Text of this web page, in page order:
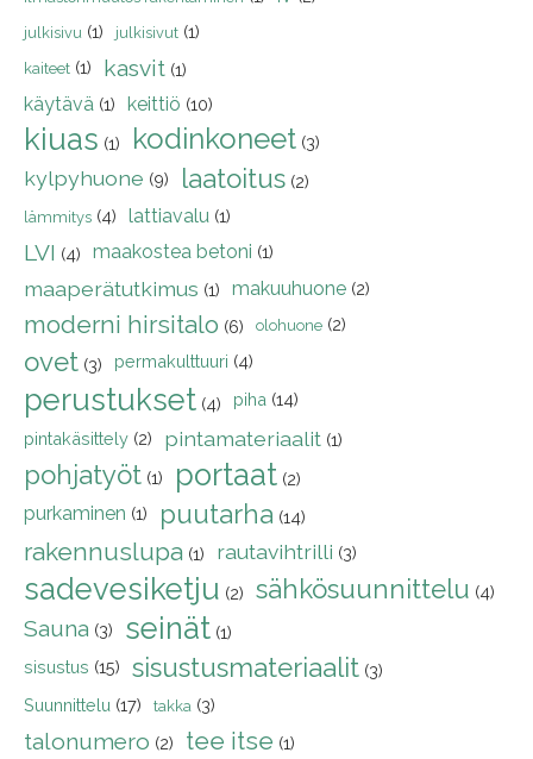
julkisivu (1) julkisivut (1)
kaiteet (1) kasvit (1)
käytävä (1) keittiö (10)
kiuas (1) kodinkoneet (3)
kylpyhuone (9) laatoitus (2)
lämmitys (4) lattiavalu (1)
LVI (4) maakostea betoni (1)
maaperätutkimus (1) makuuhuone (2)
moderni hirsitalo (6) olohuone (2)
ovet (3) permakulttuuri (4)
perustukset (4) piha (14)
pintakäsittely (2) pintamateriaalit (1)
pohjatyöt (1) portaat (2)
purkaminen (1) puutarha (14)
rakennuslupa (1) rautavihtrilli (3)
sadevesiketju (2) sähkösuunnittelu (4)
Sauna (3) seinät (1)
sisustus (15) sisustusmateriaalit (3)
Suunnittelu (17) takka (3)
talonumero (2) tee itse (1)